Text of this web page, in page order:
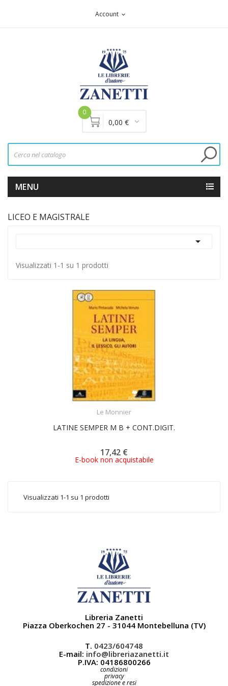
Account expand_more
0
0,00 €
MENU
LICEO E MAGISTRALE

Visualizzati 1-1 su 1 prodotti
Le Monnier
LATINE SEMPER M B + CONT.DIGIT.
17,42 €
E-book non acquistabile
Visualizzati 1-1 su 1 prodotti
Libreria Zanetti
Piazza Oberkochen 27 - 31044 Montebelluna (TV)
T. 0423/604748
E-mail: info@libreriazanetti.it
P.IVA: 04186800266
condizioni
privacy
spedizione e resi